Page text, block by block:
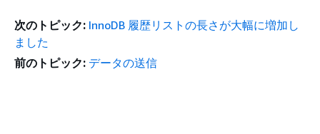
次のトピック: InnoDB 履歴リストの長さが大幅に増加し
ました
前のトピック: データの送信